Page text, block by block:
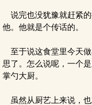
说完也没犹豫就赶紧
他。他就是个传话的。
至于说这食堂里今天
思了。怎么说呢，一个
掌勺大厨。
虽然从厨艺上来说，